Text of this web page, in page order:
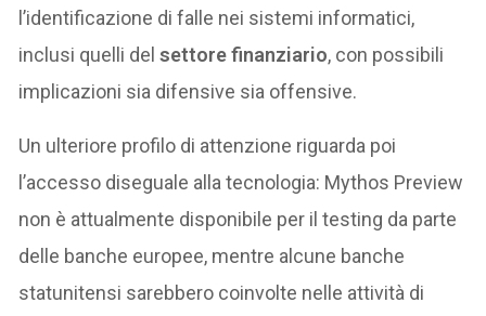
l’identificazione di falle nei sistemi informatici,
inclusi quelli delsettore finanziario, con possibili
implicazioni sia difensive sia offensive.
Un ulteriore profilo di attenzione riguarda poi
l’accesso diseguale alla tecnologia: Mythos Preview
non è attualmente disponibile per il testing da parte
delle banche europee, mentre alcune banche
statunitensi sarebbero coinvolte nelle attività di